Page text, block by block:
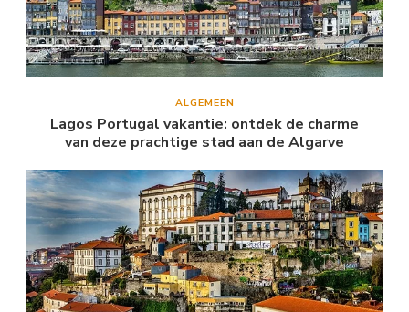
ALGEMEEN
Lagos Portugal vakantie: ontdek de charme
van deze prachtige stad aan de Algarve